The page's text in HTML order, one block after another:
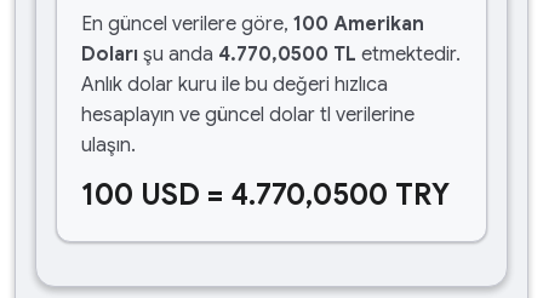
En güncel verilere göre, 100 Amerikan
Doları şu anda 4.770,0500 TL etmektedir.
Anlık dolar kuru ile bu değeri hızlıca
hesaplayın ve güncel dolar tl verilerine
ulaşın.
100 USD = 4.770,0500 TRY